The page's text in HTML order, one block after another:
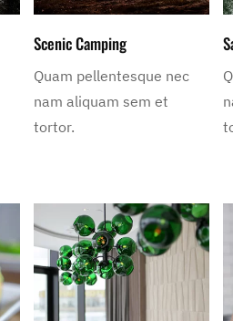
Scenic Camping
Quam pellentesque nec
nam aliquam sem et
tortor.